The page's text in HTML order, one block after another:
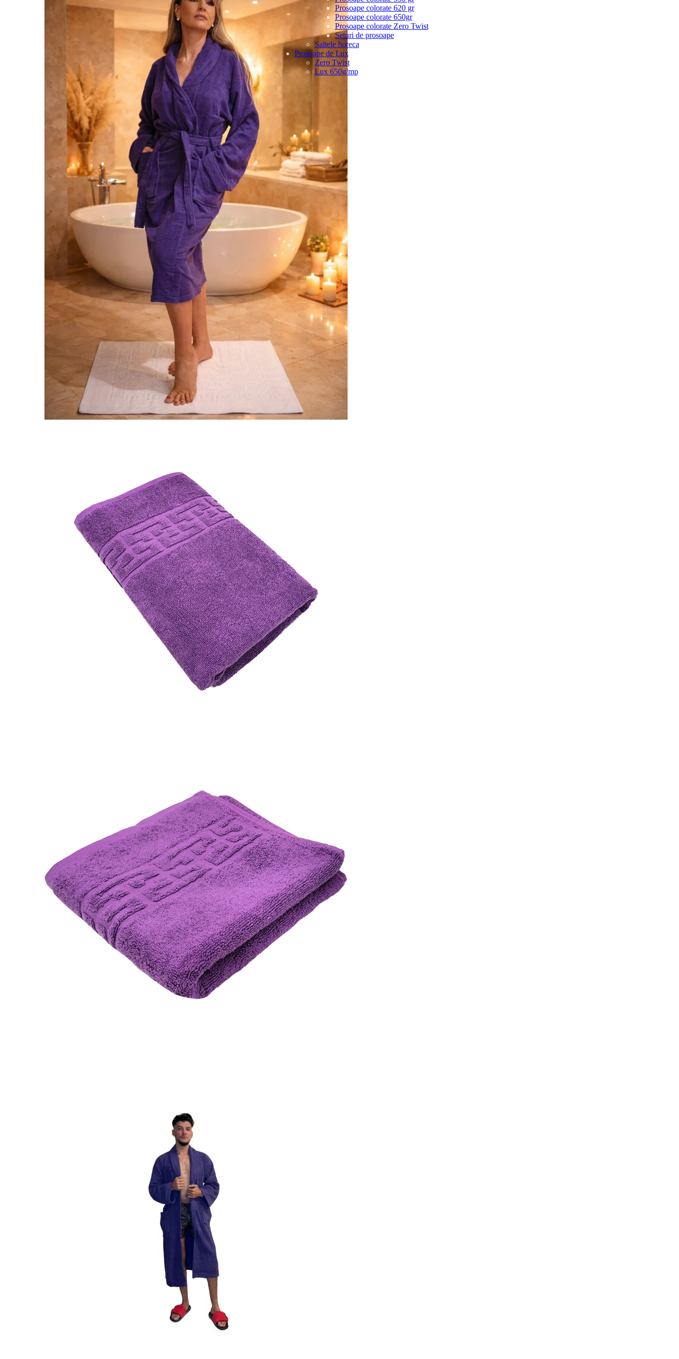
Prosoape colorate 620 gr
Prosoape colorate 650gr
Prosoape colorate Zero Twist
Seturi de prosoape
Saltele horeca
Prosoape de Lux
Zero Twist
Lux 650g/mp